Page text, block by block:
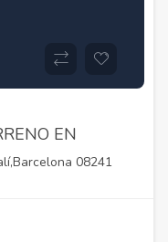
EN
08241